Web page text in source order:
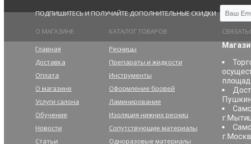
ПОДПИШИТЕСЬ И ПОЛУЧАЙТЕ ДОПОЛНИТЕЛЬНЫЕ СКИДКИ
О МАГАЗИНЕ
Главная
Доставка
Оплата
О магазине
Услуги салона
Обучение
Новости
Статьи
КАТАЛОГ ТОВАРОВ
Ресницы
Препараты и жидкости
Инструменты
Оформление бровей
Ламинирование
Изоляция нижних ресниц
Сопутствующие материалы
Одноразовые материалы